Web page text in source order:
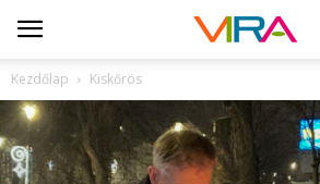
Kezdőlap Kiskőrös